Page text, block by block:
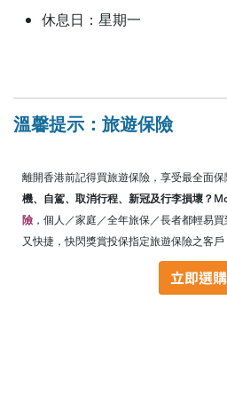
休息日：星期一
溫馨提示：旅遊保險
離開香港前記得買旅遊保險，享受最全面
機、自駕、取消行程、新冠及行李損壞？
險 ，個人／家庭／全年旅保／長者都輕易
又快捷，快閃獎賞投保指定旅遊保險之客戶